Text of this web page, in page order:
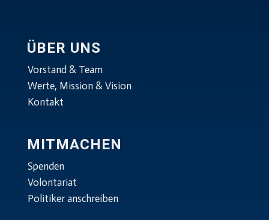
ÜBER UNS
Vorstand & Team
Werte, Mission & Vision
Kontakt
MITMACHEN
Spenden
Volontariat
Politiker anschreiben